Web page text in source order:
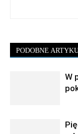
PODOBNE
W